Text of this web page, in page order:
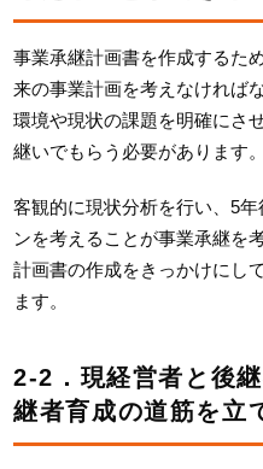
事業承継計画書を作成するた
来の事業計画を考えなければ
環境や現状の課題を明確にさ
継いでもらう必要があります。
客観的に現状分析を行い、5
ンを考えることが事業承継を
計画書の作成をきっかけにし
ます。
2-2．現経営者と後
継者育成の道筋を立